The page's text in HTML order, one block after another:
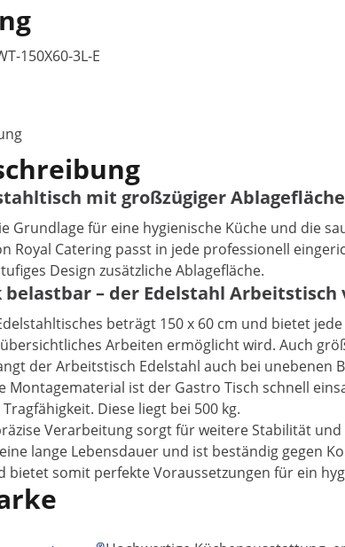
150X60-3L-E
mit großzügiger Ablagefläche
Grundlage für eine hygienische Küche und die
Royal Catering passt in jede professionell
Design zusätzliche Ablagefläche.
– der Edelstahl
beträgt 150 x 60 cm und bietet
Arbeiten ermöglicht wird. Auch
der Arbeitstisch Edelstahl auch bei
Montagematerial ist der Gastro Tisch schnell
Diese liegt bei 500 kg.
Verarbeitung sorgt für weitere Stabilität
lange Lebensdauer und ist beständig gegen
bietet somit perfekte Voraussetzungen für ein